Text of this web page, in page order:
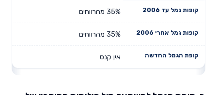
35% מהרווחים
35% מהרווחים
אין קנס